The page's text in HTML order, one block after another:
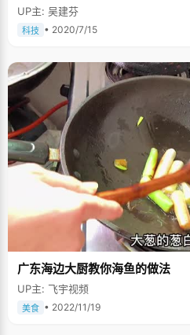
UP主: 吴建芬
科技 • 2020/7/15
广东海边大厨教你海鱼的做法
UP主: 飞宇视频
美食 • 2022/11/19